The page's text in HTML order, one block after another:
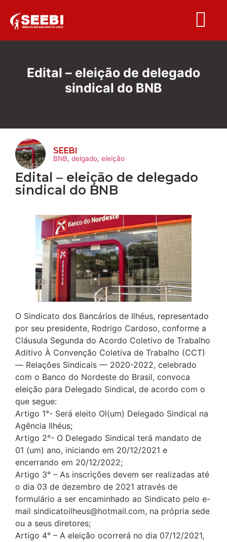
Edital – eleição de delegado
sindical do BNB
SEEBI
BNB, delgado, eleição
Edital – eleição de delegado
sindical do BNB
O Sindicato dos Bancários de Ilhéus, representado
por seu presidente, Rodrigo Cardoso, conforme a
Cláusula Segunda do Acordo Coletivo de Trabalho
Aditivo À Convenção Coletiva de Trabalho (CCT)
— Relações Sindicais — 2020-2022, celebrado
com o Banco do Nordeste do Brasil, convoca
eleição para Delegado Sindical, de acordo com o
que segue:
Artigo 1°- Será eleito Ol(um) Delegado Sindical na
Agência Ilhéus;
Artigo 2°- O Delegado Sindical terá mandato de
01 (um) ano, iniciando em 20/12/2021 e
encerrando em 20/12/2022;
Artigo 3° – As inscrições devem ser realizadas até
o dia 03 de dezembro de 2021 através de
formulário a ser encaminhado ao Sindicato pelo e-
mail sindicatoilheus@hotmail.com, na própria sede
ou a seus diretores;
Artigo 4° – A eleição ocorrerá no dia 07/12/2021,